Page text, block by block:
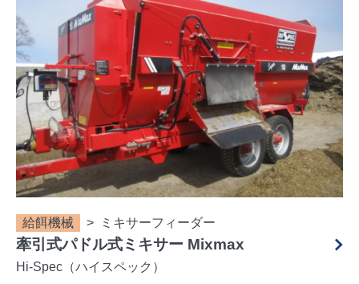
給餌機械 ミキサーフィーダー
牽引式パドル式ミキサー Mixmax
Hi-Spec（ハイスペック）